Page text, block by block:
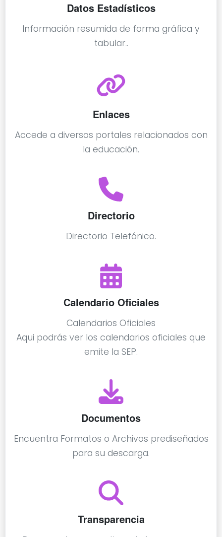
Datos Estadísticos
Información resumida de forma gráfica y
tabular..
Enlaces
Accede a diversos portales relacionados con
la educación.
Directorio
Directorio Telefónico.
Calendario Oficiales
Calendarios Oficiales
Aqui podrás ver los calendarios oficiales que
emite la SEP.
Documentos
Encuentra Formatos o Archivos prediseñados
para su descarga.
Transparencia